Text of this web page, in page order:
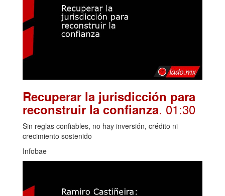
Recuperar la jurisdicción para
reconstruir la confianza. 01:30
Sin reglas confiables, no hay inversión, crédito ni
crecimiento sostenido
Infobae